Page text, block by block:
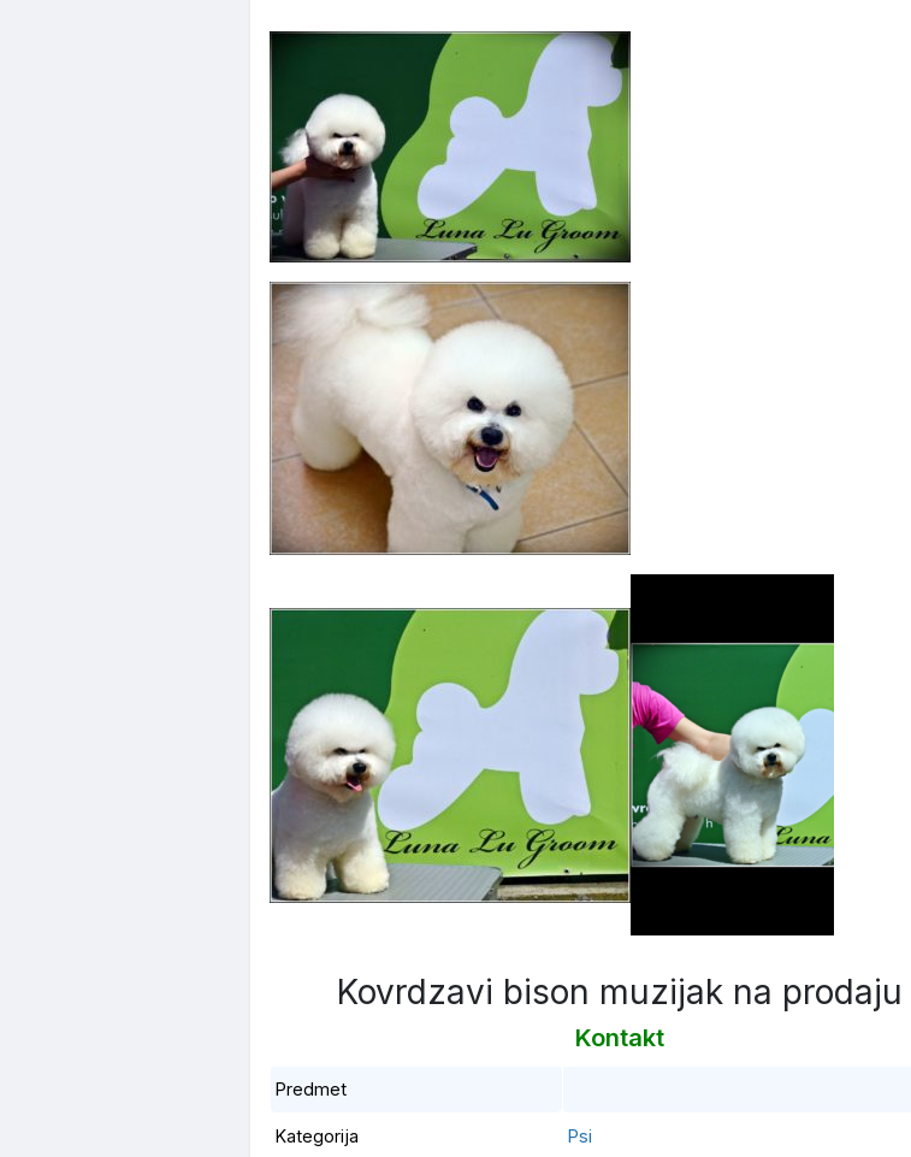
Kovrdzavi bison muzijak na prodaju
Kontakt
Predmet
Kategorija Psi